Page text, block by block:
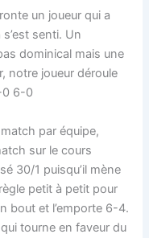
un joueur qui a
senti. Un
dominical mais une
notre joueur déroule
0 6-0
par équipe,
sur le cours
30/1 puisqu’il mène
petit à petit pour
bout et l’emporte 6-4.
tourne en faveur du